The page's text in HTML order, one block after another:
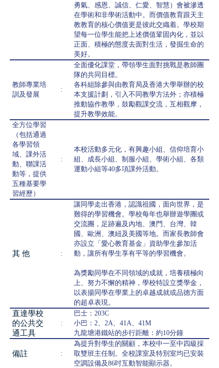
勇氣、感恩、誠信、仁愛、智慧）會被滲透
在學術和非學術活動中。而價值教育跟天主
教教育的核心價值更是彼此交織着。學校期
望每一位學生能把上述價值鞏固內化，並以
正面、積極的態度去面對生活，發掘生命的
美好。
教師專業培
訓及發展
:
全面優化課堂，帶領學生面對挑戰是教師團
隊的共同目標。
各科組除參與由教育局及香港大學舉辦的校
本支援計劃，引入不同教學方法外；亦積極
推動協作教學，鼓勵觀課交流，互相觀摩，
提升教學效能。
全方位學習
（包括通過
各學習領
域、課外活
動、聯課活
動等，提供
五種基要學
習經歷）
:
本校活動多元化，有興趣小組、信仰培育小
組、成長小組、制服小組、學術小組、各類
運動小組等40多項課外活動。
其 他 :
讓同學走出香港，認識祖國，面向世界，是
難得的學習機會。學校每年也舉辦遊學團或
交流團，足跡遍及內地、澳門、台灣、韓
國、歐洲、澳紐及美國等地。而家長教師會
亦設立「愛心教育基金」資助學生參加活
動，讓所有學生享有平等的學習機會。
為獎勵同學在不同領域的成就，培養積極向
上、努力不懈的精神，學校特設立獎學金，
以表揚同學在學業上的卓越成就或品德方面
的超卓表現。
直達學校
的公共交
通工具
:
巴士：203C
小巴：2、2A、41A、41M
九龍塘港鐵站的步行距離：約10分鐘
備註 :
為提升對學生的關顧，本校中一至中四級採
取雙班主任制。全校課室及特別室均已安裝
空調設備及86吋互動智能顯示器。